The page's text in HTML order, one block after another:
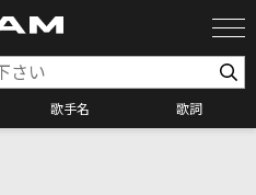
歌手名 歌詞